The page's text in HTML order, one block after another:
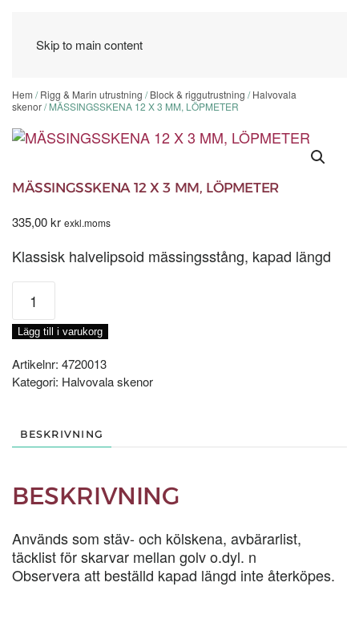
Skip to main content
Hem /Rigg & Marin utrustning /Block & riggutrustning /Halvovala
skenor/ MÄSSINGSSKENA 12 X 3 MM, LÖPMETER
MÄSSINGSSKENA 12 X 3 MM, LÖPMETER
335,00kr exkl.moms
Klassisk halvelipsoid mässingsstång, kapad längd
MÄSSINGSSKENA
X
3
MM,
LÖPMETER
Lägg till i varukorg
Artikelnr: 4720013
Kategori: Halvovala skenor
BESKRIVNING
BESKRIVNING
Används som stäv- och kölskena, avbärarlist,
täcklist för skarvar mellan golv o.dyl. n
Observera att beställd kapad längd inte återköpes.